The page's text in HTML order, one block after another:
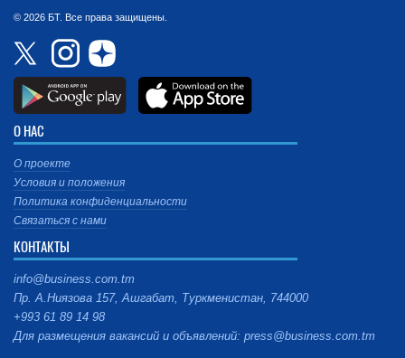
© 2026 БТ. Все права защищены.
О НАС
О проекте
Условия и положения
Политика конфиденциальности
Связаться с нами
КОНТАКТЫ
info@business.com.tm
Пр. А.Ниязова 157, Ашгабат, Туркменистан, 744000
+993 61 89 14 98
Для размещения вакансий и объявлений: press@business.com.tm